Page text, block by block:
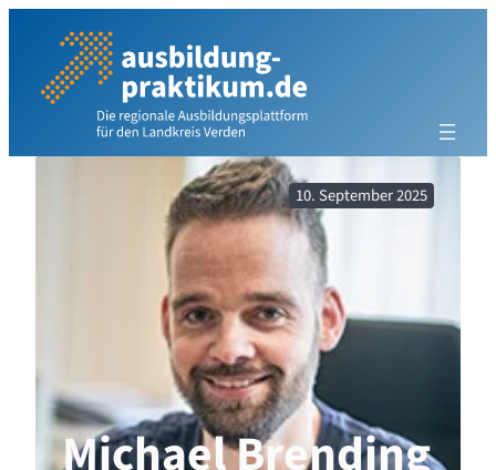
springen
10. September 2025
Michael Brending